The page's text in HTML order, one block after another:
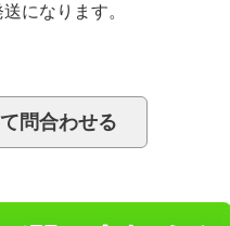
になります。